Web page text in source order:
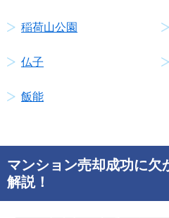
稲荷山公園
仏子
飯能
マンション売却成功に欠
解説！